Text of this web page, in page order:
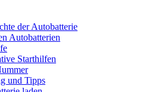
der Autobatterie
Autobatterien
Starthilfen
und Tipps